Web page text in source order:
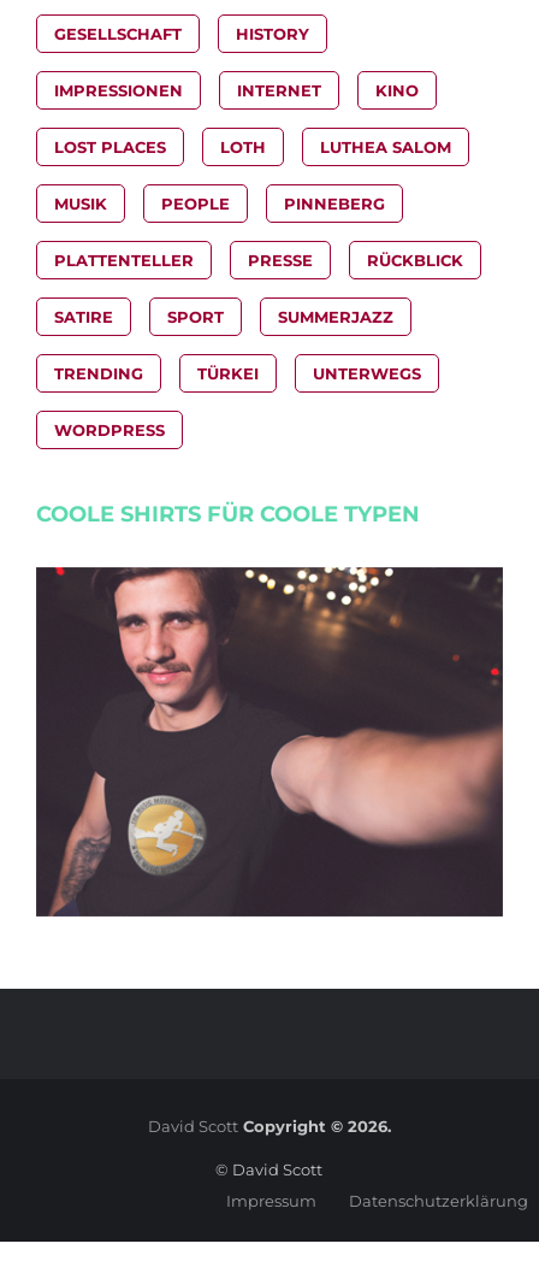
GESELLSCHAFT HISTORY
IMPRESSIONEN INTERNET KINO
LOST PLACES LOTH LUTHEA SALOM
MUSIK PEOPLE PINNEBERG
PLATTENTELLER PRESSE RÜCKBLICK
SATIRE SPORT SUMMERJAZZ
TRENDING TÜRKEI UNTERWEGS
WORDPRESS
COOLE SHIRTS FÜR COOLE TYPEN
David ScottCopyright © 2026.
© David Scott
Impressum
Datenschutzerklärung